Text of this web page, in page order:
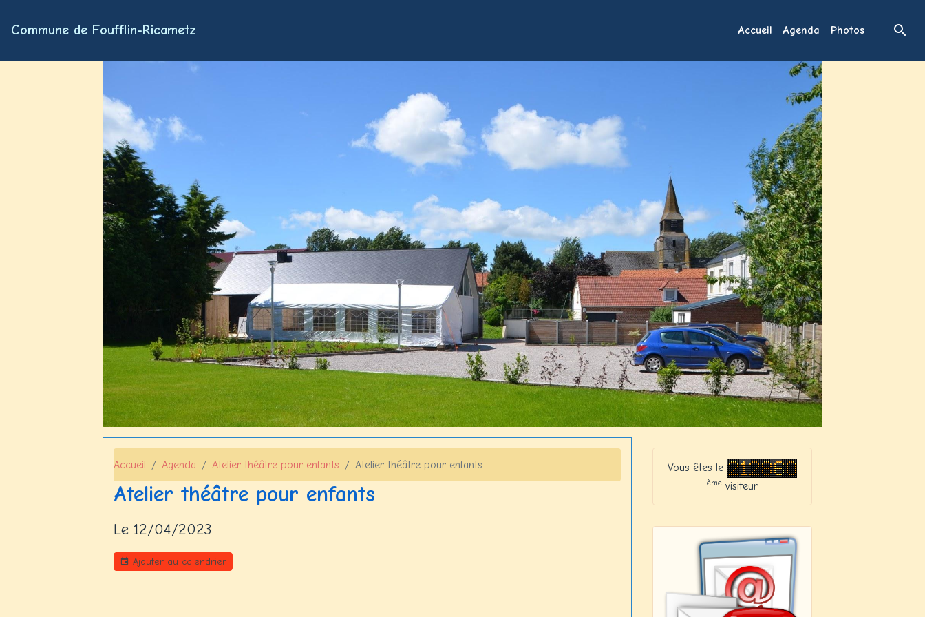
Commune de Foufflin-Ricametz Accueil Agenda Photos
Accueil Agenda Atelier théâtre pour enfants Atelier théâtre pour enfants
Atelier théâtre pour enfants
Le 12/04/2023
Ajouter au calendrier
Vous êtes le
ème visiteur